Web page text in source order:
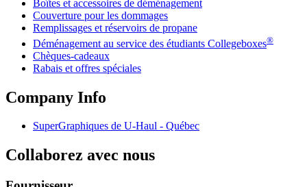
Boîtes et accessoires de déménagement
Couverture pour les dommages
Remplissages et réservoirs de propane
Déménagement au service des étudiants Collegeboxes®
Chèques-cadeaux
Rabais et offres spéciales
Company Info
SuperGraphiques de U-Haul - Québec
Collaborez avec nous